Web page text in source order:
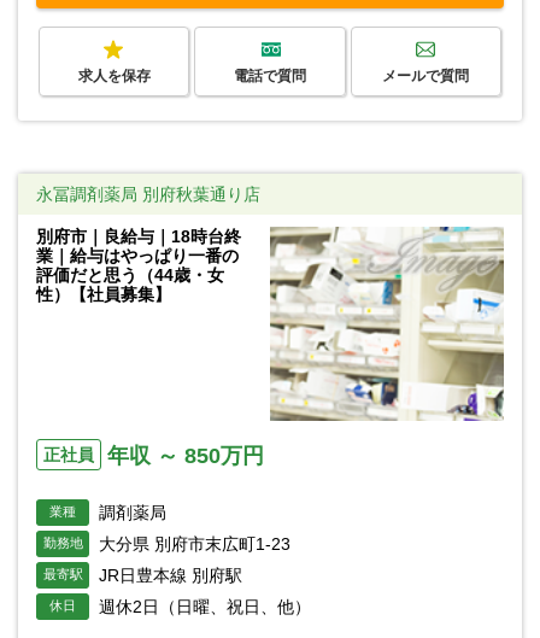
求人を保存 電話で質問 メールで質問
永冨調剤薬局 別府秋葉通り店
別府市｜良給与｜18時台終
業｜給与はやっぱり一番の
評価だと思う（44歳・女
性）【社員募集】
正社員 年収 ～ 850万円
業種 調剤薬局
勤務地 大分県 別府市末広町1-23
最寄駅 JR日豊本線 別府駅
休日 週休2日（日曜、祝日、他）